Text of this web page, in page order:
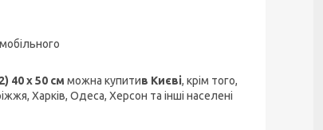
40 х 50 см можна купитив Києві, крім того,
Харків, Одеса, Херсон та інші населені